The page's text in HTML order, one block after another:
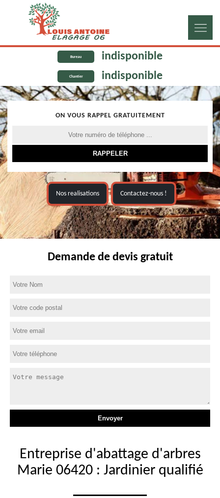
Bureau indisponible
Chantier indisponible
ON VOUS RAPPEL GRATUITEMENT
Nos realisations Contactez-nous !
Demande de devis gratuit
Entreprise d'abattage d'arbres
Marie 06420 : Jardinier qualifié